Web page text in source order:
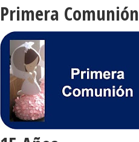
Primera Comunión